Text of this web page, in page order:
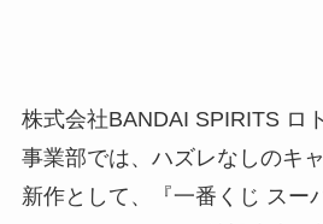
株式会社BANDAI SPIRITS ロ
事業部では、ハズレなしのキ
新作として、『一番くじ スー